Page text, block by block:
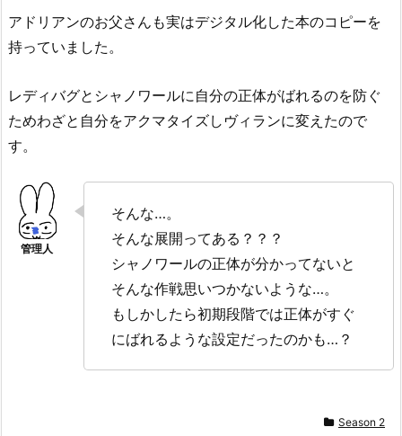
アドリアンのお父さんも実はデジタル化した本のコピーを
持っていました。
レディバグとシャノワールに自分の正体がばれるのを防ぐ
ためわざと自分をアクマタイズしヴィランに変えたので
す。
そんな…。
そんな展開ってある？？？
シャノワールの正体が分かってないと
そんな作戦思いつかないような…。
もしかしたら初期段階では正体がすぐ
にばれるような設定だったのかも…？
Season 2